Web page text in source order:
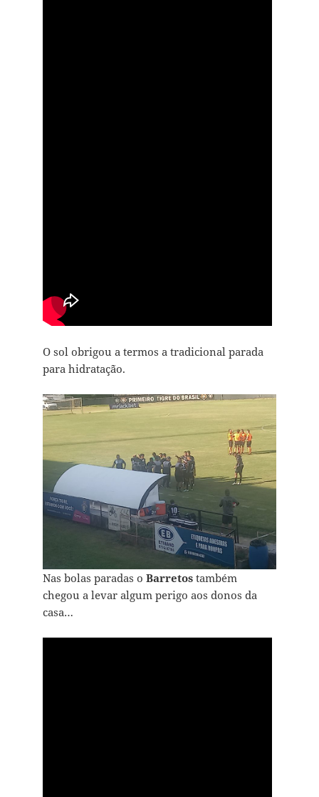
O sol obrigou a termos a tradicional parada
para hidrataç`ão.
Nas bolas paradas o Barretostambém
chegou a levar algum perigo aos donos da
casa…